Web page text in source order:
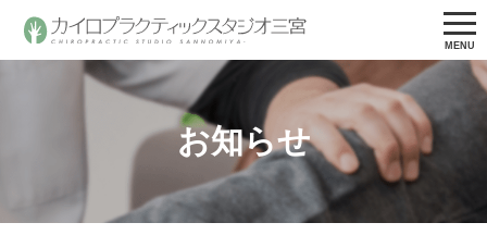
お知らせ